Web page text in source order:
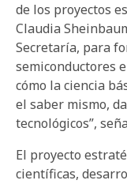
de los proyectos
Claudia
Secretaría, para
semiconductores
cómo la ciencia
el saber mismo,
tecnológicos”,
El proyecto
científicas,